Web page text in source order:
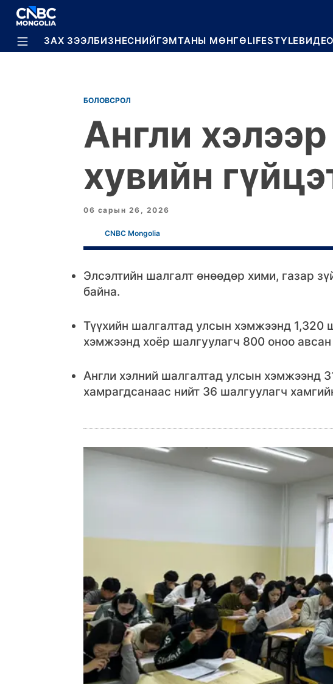
BREAKING
ЗАХ ЗЭЭЛБИЗНЕСНИЙГЭМТАНЫ МӨНГӨLIFESTYLEВИДЕО
БОЛОВСРОЛ
Англи
хувийн
06 сарын 26, 2026
CNBC Mongolia
Элсэлтийн шалгалт өнөөдөр хими, газар
байна.
Түүхийн шалгалтад улсын хэмжээнд 1,320
хэмжээнд хоёр шалгуулагч 800 оноо авсан
Англи хэлний шалгалтад улсын хэмжээнд
хамрагдсанаас нийт 36 шалгуулагч